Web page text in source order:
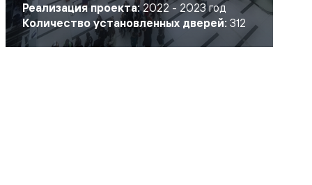
Реализация проекта:2022 - 2023 год
Количество установленных дверей: 312